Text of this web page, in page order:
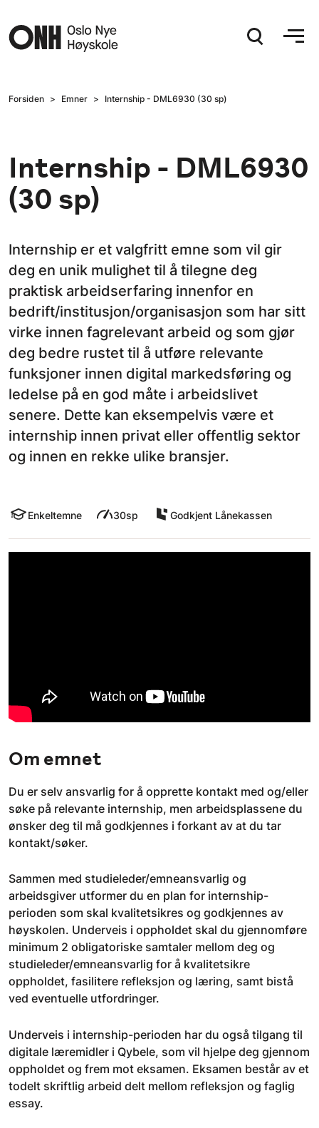
Forsiden Emner Internship - DML6930 (30 sp)
Internship - DML6930
(30 sp)
Internship er et valgfritt emne som vil gir
deg en unik mulighet til å tilegne deg
praktisk arbeidserfaring innenfor en
bedrift/institusjon/organisasjon som har sitt
virke innen fagrelevant arbeid og som gjør
deg bedre rustet til å utføre relevante
funksjoner innen digital markedsføring og
ledelse på en god måte i arbeidslivet
senere. Dette kan eksempelvis være et
internship innen privat eller offentlig sektor
og innen en rekke ulike bransjer.
Enkeltemne 30sp Godkjent Lånekassen
Om emnet
Du er selv ansvarlig for å opprette kontakt med og/eller
søke på relevante internship, men arbeidsplassene du
ønsker deg til må godkjennes i forkant av at du tar
kontakt/søker.
Sammen med studieleder/emneansvarlig og
arbeidsgiver utformer du en plan for internship-
perioden som skal kvalitetsikres og godkjennes av
høyskolen. Underveis i oppholdet skal du gjennomføre
minimum 2 obligatoriske samtaler mellom deg og
studieleder/emneansvarlig for å kvalitetsikre
oppholdet, fasilitere refleksjon og læring, samt bistå
ved eventuelle utfordringer.
Underveis i internship-perioden har du også tilgang til
digitale læremidler i Qybele, som vil hjelpe deg gjennom
oppholdet og frem mot eksamen. Eksamen består av et
todelt skriftlig arbeid delt mellom refleksjon og faglig
essay.